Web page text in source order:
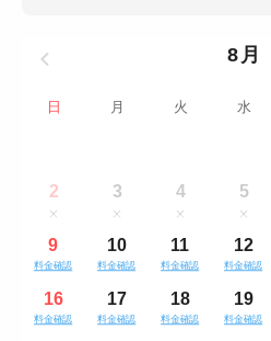
8月
日 月 火 水
2 3 4 5
9
料金確認
10
料金確認
11
料金確認
12
料金確認
16
料金確認
17
料金確認
18
料金確認
19
料金確認